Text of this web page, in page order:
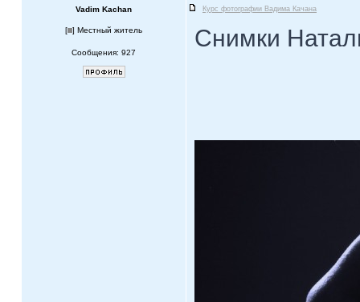
Vadim Kachan Курс фотографии Вадима Качана
[ ] Местный житель
Сообщения: 927
Снимки